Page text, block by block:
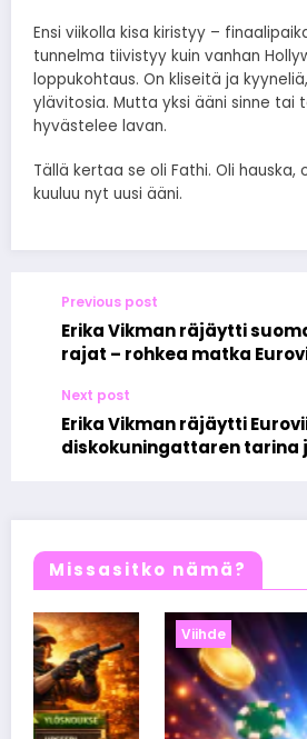
Ensi viikolla kisa kiristyy –
tunnelma tiivistyy kuin vanhan
loppukohtaus. On kliseitä ja
ylävitosia. Mutta yksi ääni sinne tai
hyvästelee lavan.
Tällä kertaa se oli Fathi. Oli hauska,
kuuluu nyt uusi ääni.
Previous post
Erika Vikman räjäytti
rajat – rohkea matka
Next post
Erika Vikman räjäytti
diskokuningattaren tarina
Missasitko nämä?
Viihde